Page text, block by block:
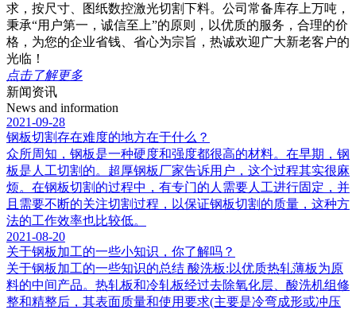
求，按尺寸、图纸数控激光切割下料。公司常备库存上万吨，
秉承“用户第一，诚信至上”的原则，以优质的服务，合理的价
格，为您的企业省钱、省心为宗旨，热诚欢迎广大新老客户的
光临！
点击了解更多
新闻资讯
News and information
2021-09-28
钢板切割存在难度的地方在于什么？
众所周知，钢板是一种硬度和强度都很高的材料。在早期，钢
板是人工切割的。超厚钢板厂家告诉用户，这个过程其实很麻
烦。在钢板切割的过程中，有专门的人需要人工进行固定，并
且需要不断的关注切割过程，以保证钢板切割的质量，这种方
法的工作效率也比较低。
2021-08-20
关于钢板加工的一些小知识，你了解吗？
关于钢板加工的一些知识的总结 酸洗板:以优质热轧薄板为原
料的中间产品。热轧板和冷轧板经过去除氧化层、酸洗机组修
整和精整后，其表面质量和使用要求(主要是冷弯成形或冲压